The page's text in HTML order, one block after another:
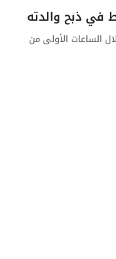
في ذبح والدته
الساعات الأولى من